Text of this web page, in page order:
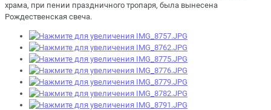
храма, при пении праздничного тропаря, была вынесена
Рождественская свеча.